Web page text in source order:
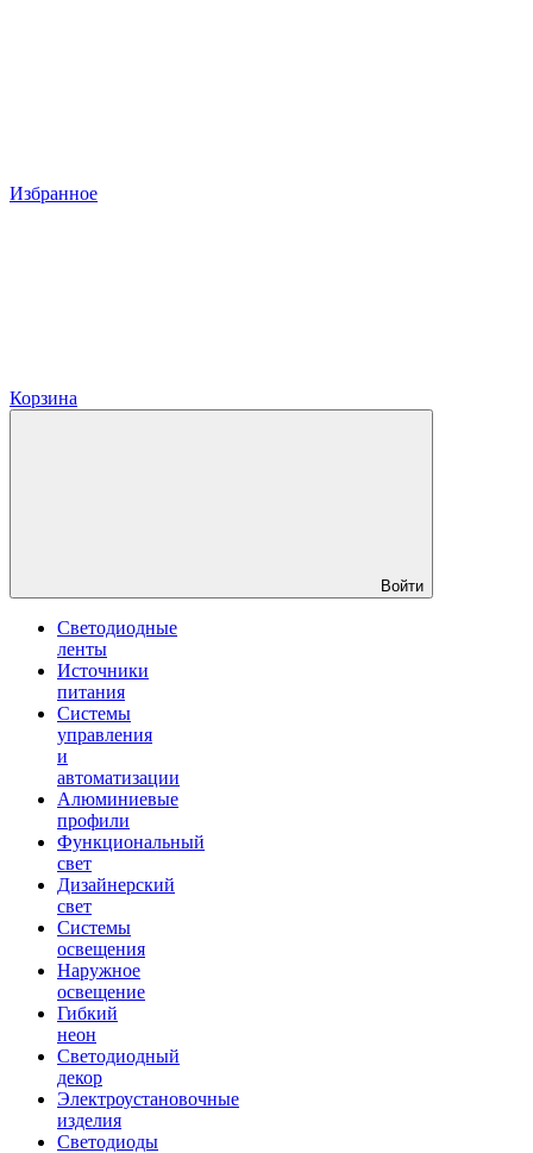
Избранное
Корзина
Войти
Светодиодные
ленты
Источники
питания
Системы
управления
и
автоматизации
Алюминиевые
профили
Функциональный
свет
Дизайнерский
свет
Системы
освещения
Наружное
освещение
Гибкий
неон
Светодиодный
декор
Электроустановочные
изделия
Светодиоды